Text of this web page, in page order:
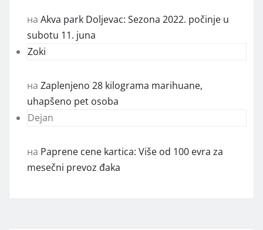
на Akva park Doljevac: Sezona 2022. počinje u
subotu 11. juna
Zoki
на Zaplenjeno 28 kilograma marihuane,
uhapšeno pet osoba
Dejan
на Paprene cene kartica: Više od 100 evra za
mesečni prevoz đaka